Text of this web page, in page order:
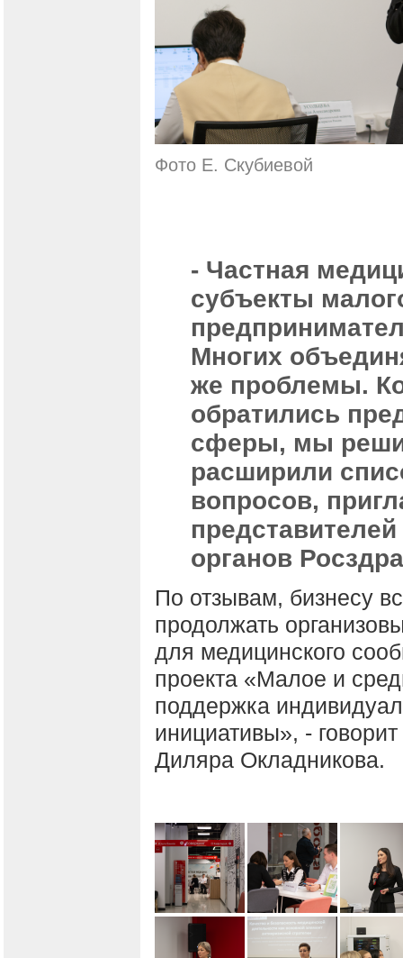
Фото Е. Скубиевой
- Частная
субъекты
Многих
же проблемы.
обратились
сферы, мы
расширили
вопросов,
органов
По отзывам, бизнесу
продолжать
для медицинского
проекта «Малое и
поддержка
инициативы», -
Диляра Окладникова.